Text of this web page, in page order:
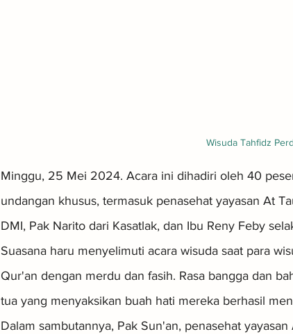
Wisuda Tahfidz
Minggu, 25 Mei 2024. Acara ini dihadiri oleh 40
undangan khusus, termasuk penasehat yayasan At
DMI, Pak Narito dari Kasatlak, dan Ibu Reny Feby
Suasana haru menyelimuti acara wisuda saat para
Qur'an dengan merdu dan fasih. Rasa bangga dan
tua yang menyaksikan buah hati mereka berhasil
Dalam sambutannya, Pak Sun'an, penasehat